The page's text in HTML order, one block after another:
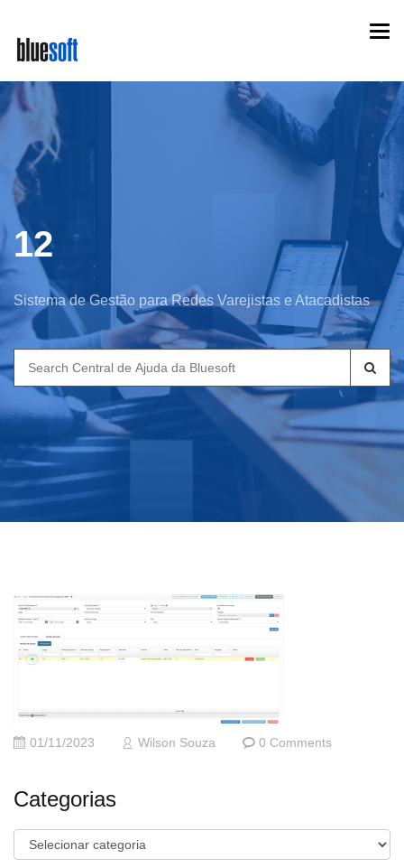
main
content
12
Sistema de Gestão para Redes Varejistas e Atacadistas
Search
for:
01/11/2023 Wilson Souza 0 Comments
Categorias
Categorias